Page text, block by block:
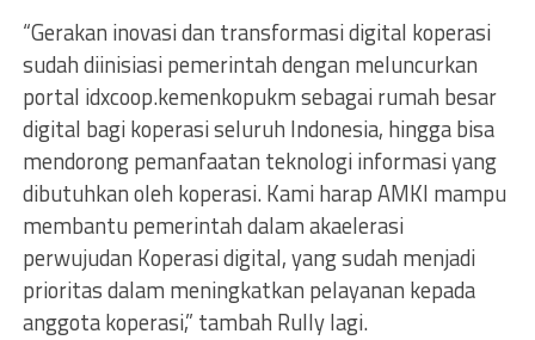
“Gerakan inovasi dan transformasi digital koperasi
sudah diinisiasi pemerintah dengan meluncurkan
portal idxcoop.kemenkopukm sebagai rumah besar
digital bagi koperasi seluruh Indonesia, hingga bisa
mendorong pemanfaatan teknologi informasi yang
dibutuhkan oleh koperasi. Kami harap AMKI mampu
membantu pemerintah dalam akaelerasi
perwujudan Koperasi digital, yang sudah menjadi
prioritas dalam meningkatkan pelayanan kepada
anggota koperasi,” tambah Rully lagi.